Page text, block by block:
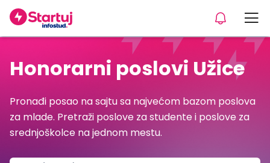
Honorarni poslovi Užice
Pronađi posao na sajtu sa najvećom bazom poslova
za mlade. Pretraži poslove za studente i poslove za
srednjoškolce na jednom mestu.